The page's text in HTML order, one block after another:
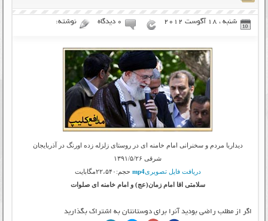
شنبه ، 18 آگوست 2012 ۰ دیدگاه نوشته:
دیداربا مردم و سخنرانی امام خامنه ای در روستای زلزله زده اورنگ در آذربایجان
شرقی ۱۳۹۱/۵/۲۶
دریافت فایل تصویریmp4 حجم:۲۲،۵۴۰مگابایت
سلامتی اقا امام زمان(عج) و امام خامنه ای صلوات
اگر از مطلب راضی بودید آنرا برای دوستانتان به اشتراک بگذارید